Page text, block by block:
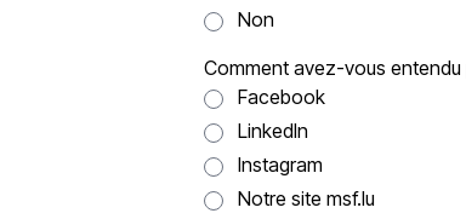
Non
Comment avez-vous
Facebook
LinkedIn
Instagram
Notre site msf.lu